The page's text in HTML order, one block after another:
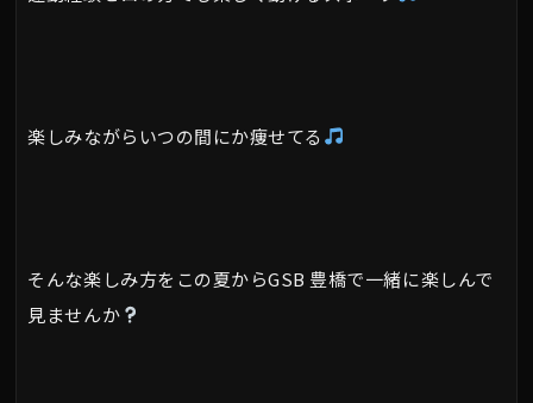
楽しみながらいつの間にか痩せてる
そんな楽しみ方をこの夏からGSB 豊橋で一緒に楽しんで
見ませんか